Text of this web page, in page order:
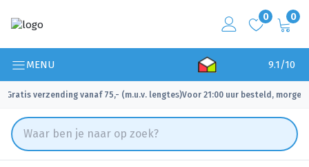
0 0
MENU 9.1/10
Gratis verzending vanaf 75,- (m.u.v. lengtes)
✓ Voor 21:00 uur besteld, morgen